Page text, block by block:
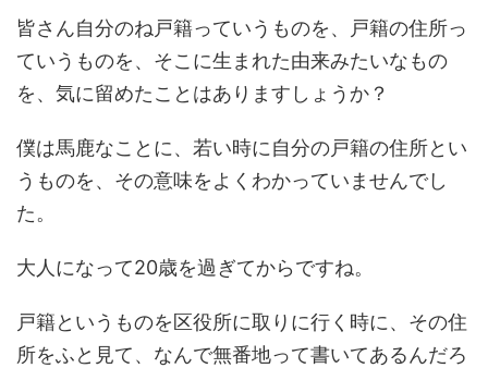
皆さん自分のね戸籍っていうものを、戸籍の住所っ
ていうものを、そこに生まれた由来みたいなもの
を、気に留めたことはありますしょうか？
僕は馬鹿なことに、若い時に自分の戸籍の住所とい
うものを、その意味をよくわかっていませんでし
た。
大人になって20歳を過ぎてからですね。
戸籍というものを区役所に取りに行く時に、その住
所をふと見て、なんで無番地って書いてあるんだろ